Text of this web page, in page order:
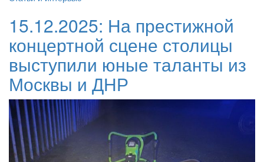
15.12.2025: На престижной
концертной сцене столицы
выступили юные таланты из
Москвы и ДНР